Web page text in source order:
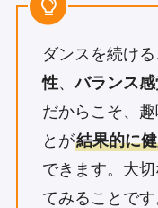
ダンスを続ける
性、バランス
だからこそ、
とが結果的に
できます。大
てみることです